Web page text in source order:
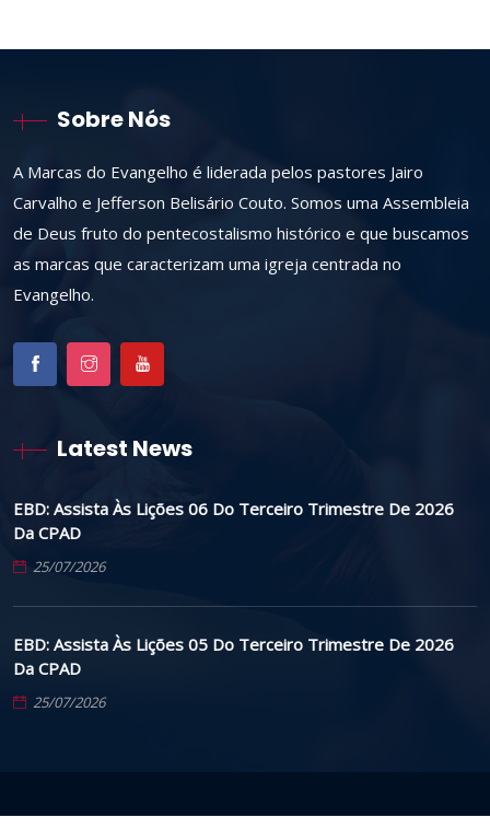
Sobre Nós
A Marcas do Evangelho é liderada pelos pastores Jairo
Carvalho e Jefferson Belisário Couto. Somos uma Assembleia
de Deus fruto do pentecostalismo histórico e que buscamos
as marcas que caracterizam uma igreja centrada no
Evangelho.
Latest News
EBD: Assista Às Lições 06 Do Terceiro Trimestre De 2026
Da CPAD
25/07/2026
EBD: Assista Às Lições 05 Do Terceiro Trimestre De 2026
Da CPAD
25/07/2026